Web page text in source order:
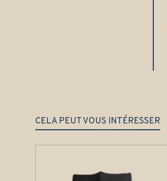
CELA PEUT VOUS INTÉRESSER